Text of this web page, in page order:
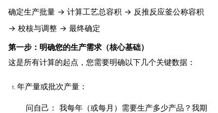
确定生产批量 → 计算工艺总容积 → 反推反应釜公称容积
→ 校核与调整 → 最终确定
第一步：明确您的生产需求（核心基础）
这是所有计算的起点，您需要明确以下几个关键数据：
年产量或批次产量：
问自己： 我每年（或每月）需要生产多少产品？我期